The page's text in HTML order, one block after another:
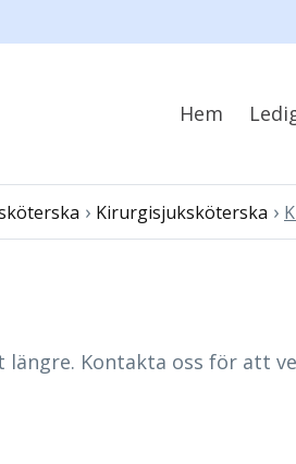
Hem
› Kirurgisjuksköterska ›
Kontakta oss för att